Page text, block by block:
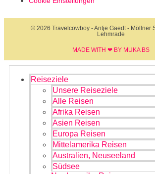
© 2026 Travelcowboy - Antje Gaedt - Möllner
Lehmrade
MADE WITH ❤ BY MUKA BS​
Reiseziele
Unsere Reiseziele
Alle Reisen
Afrika Reisen
Asien Reisen
Europa Reisen
Mittelamerika Reisen
Australien, Neuseeland
Südsee